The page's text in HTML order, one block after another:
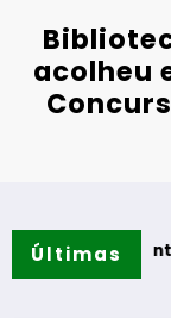
acolheu
Últimas
de